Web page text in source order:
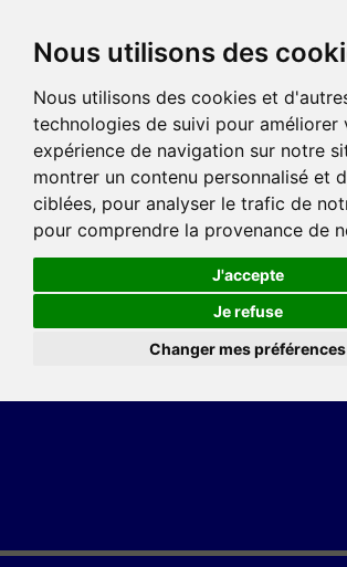
Nous utilisons des
Nous utilisons des cookies et
technologies de suivi pour améliorer
expérience de navigation sur notre
montrer un contenu personnalisé et
ciblées, pour analyser le trafic de
pour comprendre la provenance de
J'accepte
Je refuse
Changer mes préférences